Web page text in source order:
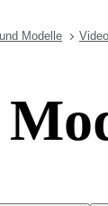
Modelle